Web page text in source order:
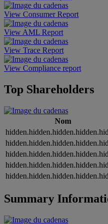
View Consumer Report
View AML Report
View Trace Report
View Compliance report
Top Shareholders
Nom
Summary